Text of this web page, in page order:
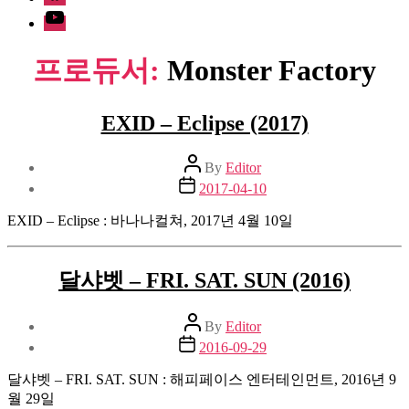
Youtube
프로듀서: Monster Factory
EXID – Eclipse (2017)
Post
author
By Editor
Post
date
2017-04-10
EXID – Eclipse : 바나나컬쳐, 2017년 4월 10일
달샤벳 – FRI. SAT. SUN (2016)
Post
author
By Editor
Post
date
2016-09-29
달샤벳 – FRI. SAT. SUN : 해피페이스 엔터테인먼트, 2016년 9
월 29일